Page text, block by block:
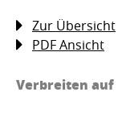
Zur Übersicht
PDF Ansicht
Verbreiten auf